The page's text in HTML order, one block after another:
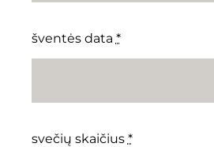
šventės data *
svečių skaičius *